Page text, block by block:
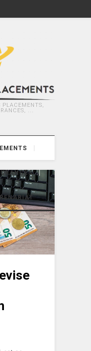
PLACEMENTS,
...